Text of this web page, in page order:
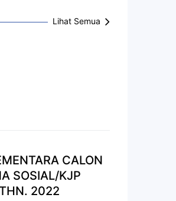
Lihat Semua
CALON
SOSIAL/KJP
TAHAP II THN. 2022